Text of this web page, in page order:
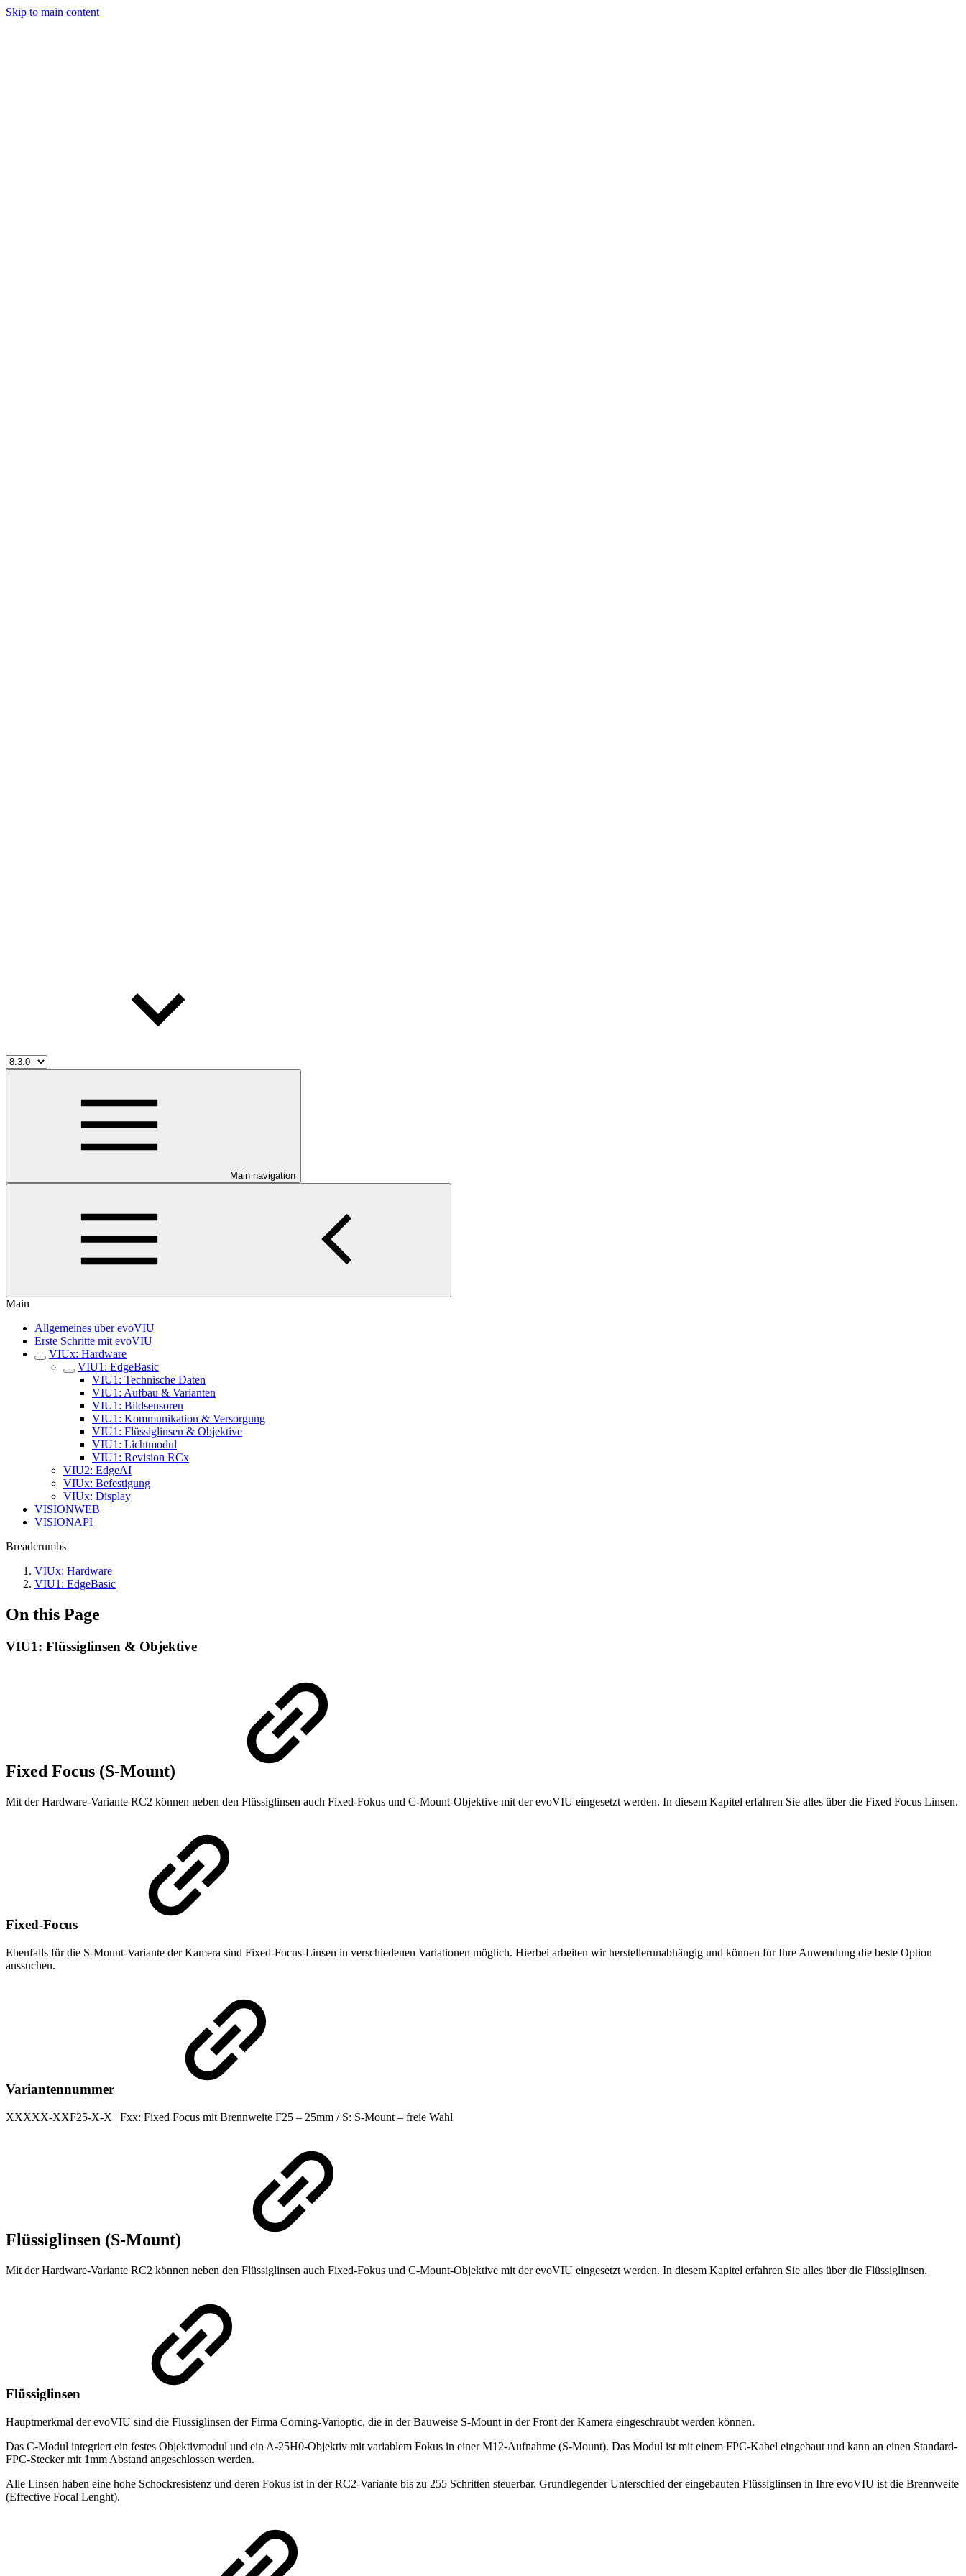
Skip to main content
Main navigation
Main
Allgemeines über evoVIU
Erste Schritte mit evoVIU
VIUx: Hardware
VIU1: EdgeBasic
VIU1: Technische Daten
VIU1: Aufbau & Varianten
VIU1: Bildsensoren
VIU1: Kommunikation & Versorgung
VIU1: Flüssiglinsen & Objektive
VIU1: Lichtmodul
VIU1: Revision RCx
VIU2: EdgeAI
VIUx: Befestigung
VIUx: Display
VISIONWEB
VISIONAPI
Breadcrumbs
VIUx: Hardware
VIU1: EdgeBasic
On this Page
VIU1: Flüssiglinsen & Objektive
Fixed Focus (S-Mount)
Mit der Hardware-Variante RC2 können neben den Flüssiglinsen auch Fixed-Fokus und C-Mount-Objektive mit der evoVIU eingesetzt werden. In diesem Kapitel erfahren Sie alles über die Fixed Focus Linsen.
Fixed-Focus
Ebenfalls für die S-Mount-Variante der Kamera sind Fixed-Focus-Linsen in verschiedenen Variationen möglich. Hierbei arbeiten wir herstellerunabhängig und können für Ihre Anwendung die beste Option
aussuchen.
Variantennummer
XXXXX-XXF25-X-X | Fxx: Fixed Focus mit Brennweite F25 – 25mm / S: S-Mount – freie Wahl
Flüssiglinsen (S-Mount)
Mit der Hardware-Variante RC2 können neben den Flüssiglinsen auch Fixed-Fokus und C-Mount-Objektive mit der evoVIU eingesetzt werden. In diesem Kapitel erfahren Sie alles über die Flüssiglinsen.
Flüssiglinsen
Hauptmerkmal der evoVIU sind die Flüssiglinsen der Firma Corning-Varioptic, die in der Bauweise S-Mount in der Front der Kamera eingeschraubt werden können.
Das C-Modul integriert ein festes Objektivmodul und ein A-25H0-Objektiv mit variablem Fokus in einer M12-Aufnahme (S-Mount). Das Modul ist mit einem FPC-Kabel eingebaut und kann an einen Standard-
FPC-Stecker mit 1mm Abstand angeschlossen werden.
Alle Linsen haben eine hohe Schockresistenz und deren Fokus ist in der RC2-Variante bis zu 255 Schritten steuerbar. Grundlegender Unterschied der eingebauten Flüssiglinsen in Ihre evoVIU ist die Brennweite
(Effective Focal Lenght).